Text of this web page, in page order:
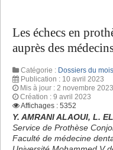
Les échecs en
auprès des
Catégorie : Dossiers du mois
Publication : 10 avril 2023
Mis à jour : 2 novembre 2023
Création : 9 avril 2023
Affichages : 5352
Y. AMRANI ALAOUI, L.
Service de Prothèse
Faculté de médecine